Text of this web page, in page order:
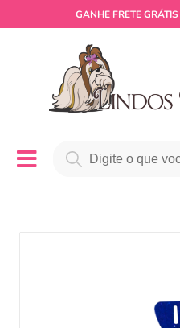
GANHE FRETE GRÁTIS